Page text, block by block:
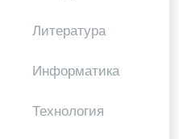
Литература
Информатика
Технология